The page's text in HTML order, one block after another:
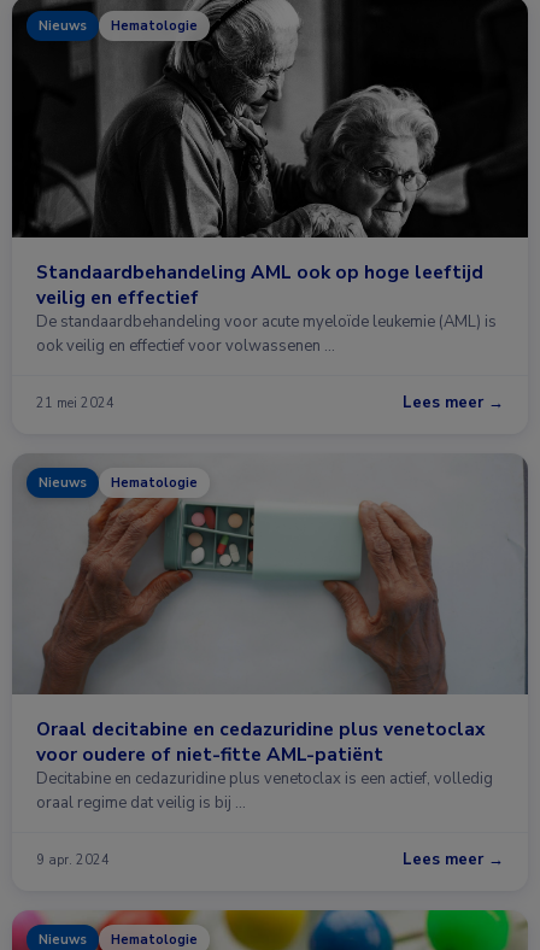
Nieuws Hematologie
Standaardbehandeling AML ook op hoge leeftijd
veilig en effectief
De standaardbehandeling voor acute myeloïde leukemie (AML) is
ook veilig en effectief voor volwassenen …
21 mei 2024 Lees meer →
Nieuws Hematologie
Oraal decitabine en cedazuridine plus venetoclax
voor oudere of niet-fitte AML-patiënt
Decitabine en cedazuridine plus venetoclax is een actief, volledig
oraal regime dat veilig is bij …
9 apr. 2024 Lees meer →
Nieuws Hematologie